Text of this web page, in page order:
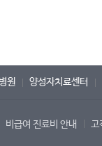
원 양성자치료센터
비급여 진료비 안내 고